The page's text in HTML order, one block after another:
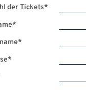
der Tickets*
*
*
*